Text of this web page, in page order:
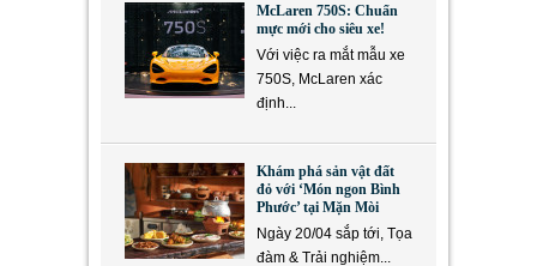
McLaren 750S: Chuẩn
mực mới cho siêu xe!
Với việc ra mắt mẫu xe
750S, McLaren xác
định...
Khám phá sản vật đất
đỏ với ‘Món ngon Bình
Phước’ tại Mặn Mòi
Ngày 20/04 sắp tới, Tọa
đàm & Trải nghiệm...